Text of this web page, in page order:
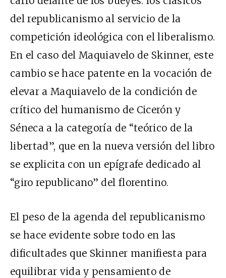
del republicanismo al servicio de la
competición ideológica con el liberalismo.
En el caso del Maquiavelo de Skinner, este
cambio se hace patente en la vocación de
elevar a Maquiavelo de la condición de
crítico del humanismo de Cicerón y
Séneca a la categoría de “teórico de la
libertad”, que en la nueva versión del libro
se explicita con un epígrafe dedicado al
“giro republicano” del florentino.
El peso de la agenda del republicanismo
se hace evidente sobre todo en las
dificultades que Skinner manifiesta para
equilibrar vida y pensamiento de